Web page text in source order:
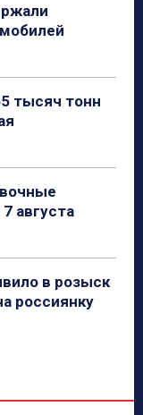
тысяч тонн
августа
в розыск
россиянку